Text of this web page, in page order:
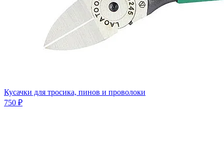
Кусачки для тросика, пинов и проволоки
750 ₽